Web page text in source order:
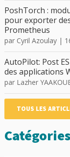
PoshTorch :
pour exporter
Prometheus
par Cyril Azoulay|
AutoPilot: Post
des applications
par Lazher
TOUS LES
Catégories